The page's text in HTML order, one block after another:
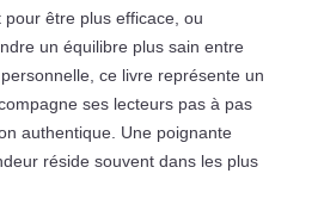
être plus efficace, ou
un équilibre plus sain entre
ce livre représente un
ses lecteurs pas à pas
authentique. Une poignante
réside souvent dans les plus